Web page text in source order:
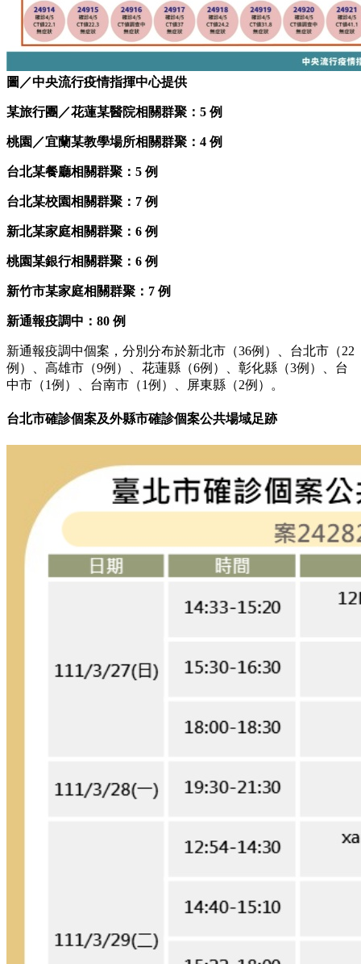
圖／中央流行疫情指揮中心提供
某旅行團／花蓮某醫院相關群聚：5 例
桃園／宜蘭某教學場所相關群聚：4 例
台北某餐廳相關群聚：5 例
台北某校園相關群聚：7 例
新北某家庭相關群聚：6 例
桃園某銀行相關群聚：6 例
新竹市某家庭相關群聚：7 例
新通報疫調中： 80 例
新通報疫調中個案，分別分布於新北市（36例）、台北市（22
例）、高雄市（9例）、花蓮縣（6例）、彰化縣（3例）、台
中市（1例）、台南市（1例）、屏東縣（2例）。
台北市確診個案及外縣市確診個案公共場域足跡